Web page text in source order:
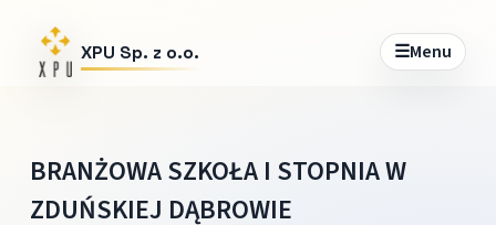
XPU Sp. z o.o. ☰Menu
BRANŻOWA SZKOŁA I STOPNIA W
ZDUŃSKIEJ DĄBROWIE